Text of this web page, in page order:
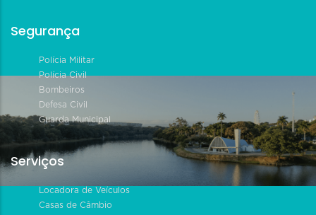
Segurança
Polícia Militar
Polícia Civil
Bombeiros
Defesa Civil
Guarda Municipal
Serviços
Locadora de Veículos
Casas de Câmbio